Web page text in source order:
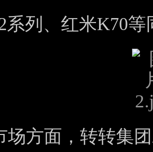
系列、红米K70
场方面，转转集